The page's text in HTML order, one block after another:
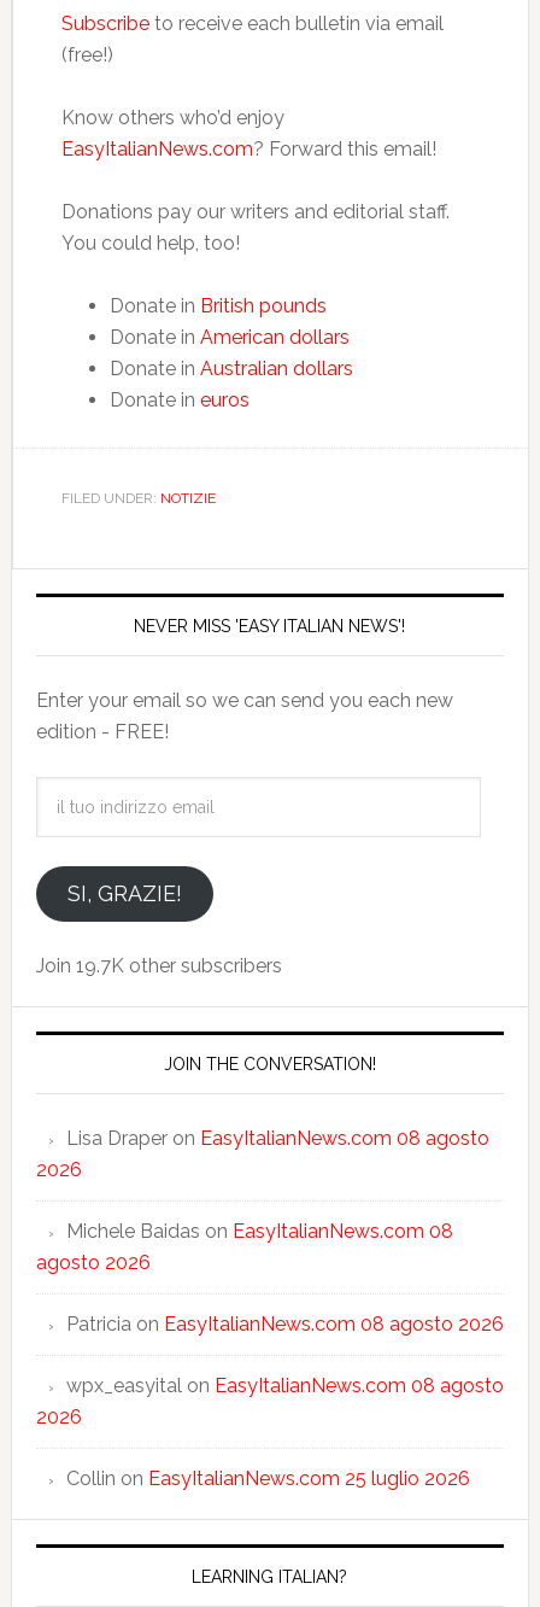
Subscribeto receive each bulletin via email
(free!)
Know others who’d enjoy
EasyItalianNews.com? Forward this email!
Donations pay our writers and editorial staff.
You could help, too!
Donate in British pounds
Donate in American dollars
Donate in Australian dollars
Donate in euros
FILED UNDER: NOTIZIE
NEVER MISS 'EASY ITALIAN NEWS'!
Enter your email so we can send you each new
edition - FREE!
emailSI, GRAZIE!
Join 19.7K other subscribers
JOIN THE CONVERSATION!
Lisa Draperon EasyItalianNews.com 08 agosto
2026
Michele Baidas on EasyItalianNews.com 08
agosto 2026
Patriciaon EasyItalianNews.com 08 agosto 2026
wpx_easyitalon EasyItalianNews.com 08 agosto
2026
Collin on EasyItalianNews.com 25 luglio 2026
LEARNING ITALIAN?